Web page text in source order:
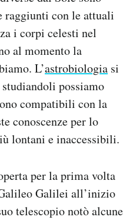
raggiunti con le attuali
i corpi celesti nel
al momento la
L’astrobiologia si
possiamo
compatibili con la
conoscenze per lo
lontani e inaccessibili.
per la prima volta
Galilei all’inizio
telescopio notò alcune